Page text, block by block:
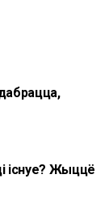
існуе? Жыццё